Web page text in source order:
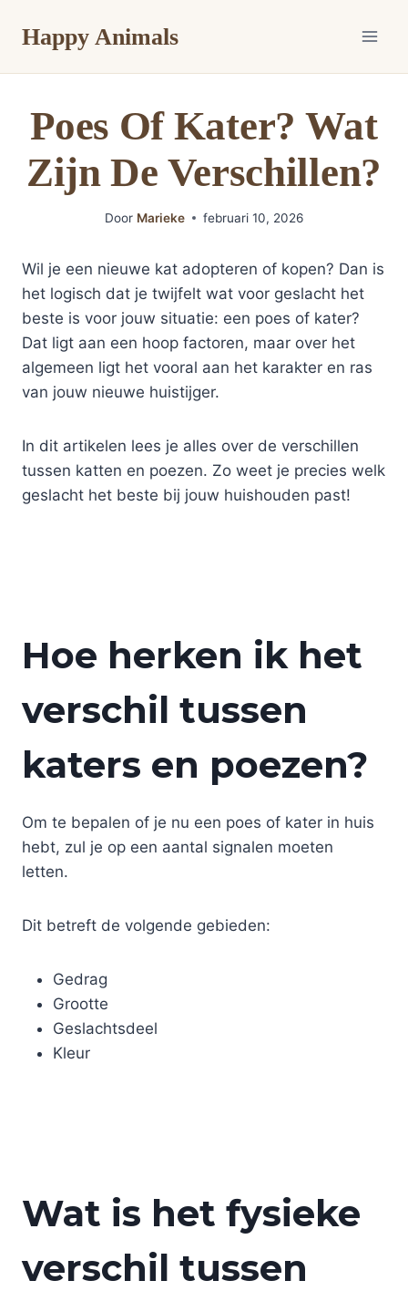
naarHappy Animals
Poes Of Kater? Wat
Zijn De Verschillen?
Door Marieke februari 10, 2026
Wil je een nieuwe kat adopteren of kopen? Dan is
het logisch dat je twijfelt wat voor geslacht het
beste is voor jouw situatie: een poes of kater?
Dat ligt aan een hoop factoren, maar over het
algemeen ligt het vooral aan het karakter en ras
van jouw nieuwe huistijger.
In dit artikelen lees je alles over de verschillen
tussen katten en poezen. Zo weet je precies welk
geslacht het beste bij jouw huishouden past!
Hoe herken ik het
verschil tussen
katers en poezen?
Om te bepalen of je nu een poes of kater in huis
hebt, zul je op een aantal signalen moeten
letten.
Dit betreft de volgende gebieden:
Gedrag
Grootte
Geslachtsdeel
Kleur
Wat is het fysieke
verschil tussen